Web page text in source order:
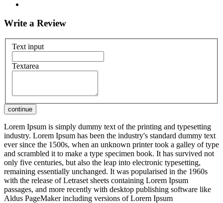
Write a Review
Text input
Textarea
Lorem Ipsum is simply dummy text of the printing and typesetting
industry. Lorem Ipsum has been the industry's standard dummy text
ever since the 1500s, when an unknown printer took a galley of type
and scrambled it to make a type specimen book. It has survived not
only five centuries, but also the leap into electronic typesetting,
remaining essentially unchanged. It was popularised in the 1960s
with the release of Letraset sheets containing Lorem Ipsum
passages, and more recently with desktop publishing software like
Aldus PageMaker including versions of Lorem Ipsum